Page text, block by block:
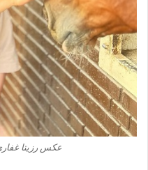
عکس رزیتا